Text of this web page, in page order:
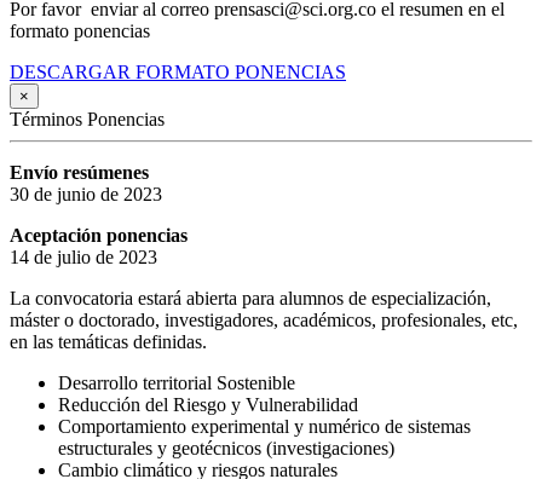
Por favor enviar al correo prensasci@sci.org.co el resumen en el
formato ponencias
DESCARGAR FORMATO PONENCIAS
×
Términos Ponencias
Envío resúmenes
30 de junio de 2023
Aceptación ponencias
14 de julio de 2023
La convocatoria estará abierta para alumnos de especialización,
máster o doctorado, investigadores, académicos, profesionales, etc,
en las temáticas definidas.
Desarrollo territorial Sostenible
Reducción del Riesgo y Vulnerabilidad
Comportamiento experimental y numérico de sistemas
estructurales y geotécnicos (investigaciones)
Cambio climático y riesgos naturales